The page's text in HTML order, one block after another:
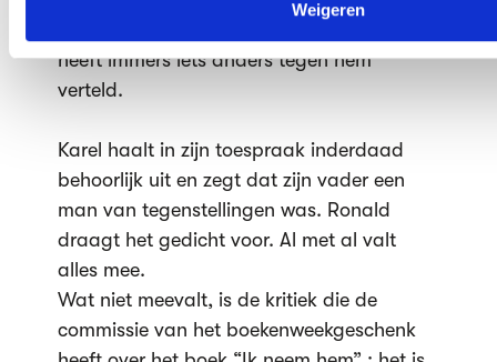
Weigeren
heeft immers iets anders tegen hem
verteld.
Karel haalt in zijn toespraak inderdaad
behoorlijk uit en zegt dat zijn vader een
man van tegenstellingen was. Ronald
draagt het gedicht voor. Al met al valt
alles mee.
Wat niet meevalt, is de kritiek die de
commissie van het boekenweekgeschenk